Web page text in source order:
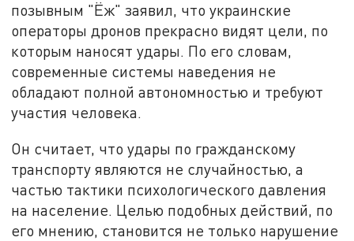
позывным "Ёж" заявил, что украинские
операторы дронов прекрасно видят цели, по
которым наносят удары. По его словам,
современные системы наведения не
обладают полной автономностью и требуют
участия человека.
Он считает, что удары по гражданскому
транспорту являются не случайностью, а
частью тактики психологического давления
на население. Целью подобных действий, по
его мнению, становится не только нарушение